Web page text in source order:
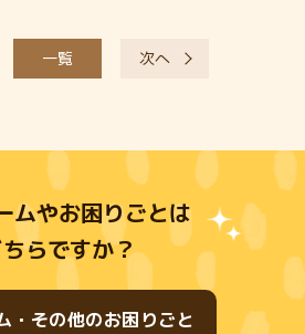
一覧 次へ
ムやお困りごとは
らですか？
・その他のお困りごと